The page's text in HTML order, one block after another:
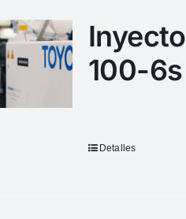
100-6s
Detalles